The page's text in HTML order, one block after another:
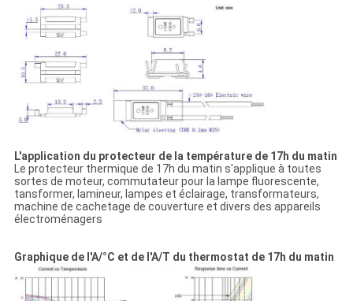
L'application du protecteur de la température de 17h du matin
Le protecteur thermique de 17h du matin s'applique à toutes
sortes de moteur, commutateur pour la lampe fluorescente,
tansformer, lamineur, lampes et éclairage, transformateurs,
machine de cachetage de couverture et divers des appareils
électroménagers
Graphique de l'A/°C et de l'A/T du thermostat de 17h du matin